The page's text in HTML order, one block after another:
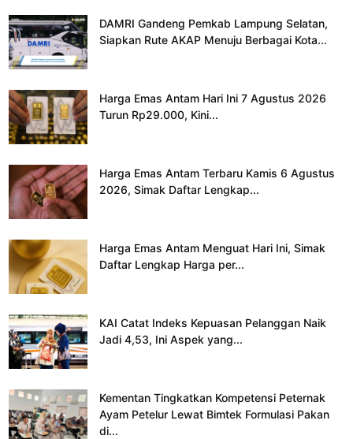
DAMRI Gandeng Pemkab Lampung Selatan,
Siapkan Rute AKAP Menuju Berbagai Kota...
Harga Emas Antam Hari Ini 7 Agustus 2026
Turun Rp29.000, Kini...
Harga Emas Antam Terbaru Kamis 6 Agustus
2026, Simak Daftar Lengkap...
Harga Emas Antam Menguat Hari Ini, Simak
Daftar Lengkap Harga per...
KAI Catat Indeks Kepuasan Pelanggan Naik
Jadi 4,53, Ini Aspek yang...
Kementan Tingkatkan Kompetensi Peternak
Ayam Petelur Lewat Bimtek Formulasi Pakan
di...